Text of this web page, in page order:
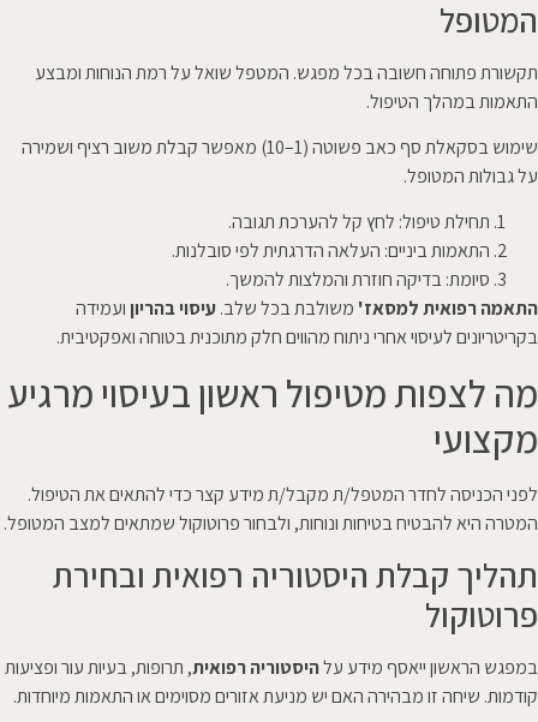
המטופל
תקשורת פתוחה חשובה בכל מפגש. המטפל שואל על רמת הנוחות ומבצע
התאמות במהלך הטיפול.
שימוש בסקאלת סף כאב פשוטה (1–10) מאפשר קבלת משוב רציף ושמירה
על גבולות המטופל.
תחילת טיפול: לחץ קל להערכת תגובה.
התאמות ביניים: העלאה הדרגתית לפי סובלנות.
סיומת: בדיקה חוזרת והמלצות להמשך.
התאמה רפואית למסאז' משולבת בכל שלב.עיסוי בהריון ועמידה
בקריטריונים לעיסוי אחרי ניתוח מהווים חלק מתוכנית בטוחה ואפקטיבית.
מה לצפות מטיפול ראשון בעיסוי מרגיע
מקצועי
לפני הכניסה לחדר המטפל/ת מקבל/ת מידע קצר כדי להתאים את הטיפול.
המטרה היא להבטיח בטיחות ונוחות, ולבחור פרוטוקול שמתאים למצב המטופל.
תהליך קבלת היסטוריה רפואית ובחירת
פרוטוקול
במפגש הראשון ייאסף מידע עלהיסטוריה רפואית, תרופות, בעיות עור ופציעות
קודמות. שיחה זו מבהירה האם יש מניעת אזורים מסוימים או התאמות מיוחדות.